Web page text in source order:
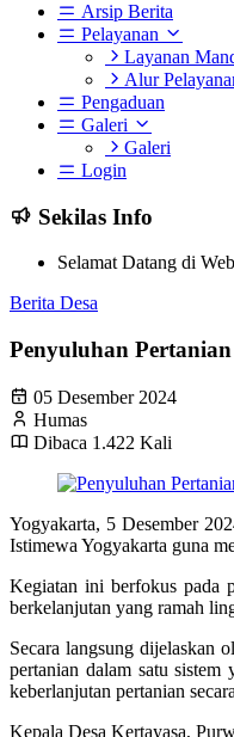
Arsip Berita
Pelayanan
Layanan
Alur
Pengaduan
Galeri
Galeri
Login
Sekilas Info
Selamat Datang di
Berita Desa
Penyuluhan
05 Desember 2024
Humas
Dibaca 1.422 Kali
Yogyakarta, 5 Desember
Istimewa Yogyakarta guna
Kegiatan ini berfokus pada
berkelanjutan yang ramah
Secara langsung dijelaskan
pertanian dalam satu
keberlanjutan pertanian
Kepala Desa Kertayasa,